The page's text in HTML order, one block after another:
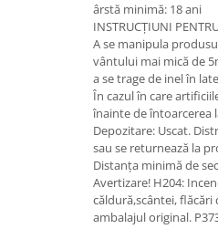
ârstă minimă: 18 ani
INSTRUCȚIUNI
A se manipula
vântului mai mică de
a se trage de inel în
În cazul în care
înainte de întoarcerea
Depozitare: Uscat.
sau se returnează la
Distanța minimă de
Avertizare! H204:
căldură,scântei, flăcări
ambalajul original.